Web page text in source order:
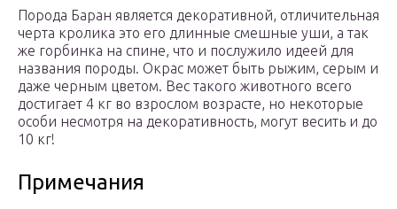
Порода Баран является декоративной, отличительная
черта кролика это его длинные смешные уши, а так
же горбинка на спине, что и послужило идеей для
названия породы. Окрас может быть рыжим, серым и
даже черным цветом. Вес такого животного всего
достигает 4 кг во взрослом возрасте, но некоторые
особи несмотря на декоративность, могут весить и до
10 кг!
Примечания